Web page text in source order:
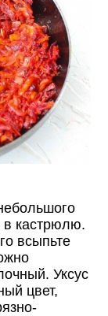
в кастрюлю.
всыпьте
Уксус
цвет,